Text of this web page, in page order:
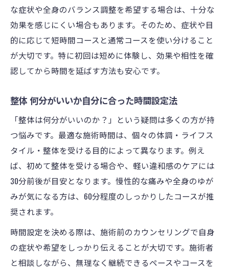
な症状や全身のバランス調整を希望する場合は、十分な
効果を感じにくい場合もあります。そのため、症状や目
的に応じて短時間コースと通常コースを使い分けること
が大切です。特に初回は短めに体験し、効果や相性を確
認してから時間を延ばす方法も安心です。
整体 何分がいいか自分に合った時間設定法
「整体は何分がいいのか？」という疑問は多くの方が持
つ悩みです。最適な施術時間は、個々の体調・ライフス
タイル・整体を受ける目的によって異なります。例え
ば、初めて整体を受ける場合や、軽い違和感のケアには
30分前後が目安となります。慢性的な痛みや全身のゆが
みが気になる方は、60分程度のしっかりしたコースが推
奨されます。
時間設定を決める際は、施術前のカウンセリングで自身
の症状や希望をしっかり伝えることが大切です。施術者
と相談しながら、無理なく継続できるペースやコースを